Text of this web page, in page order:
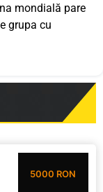
mondială pare
grupa cu
5000 RON